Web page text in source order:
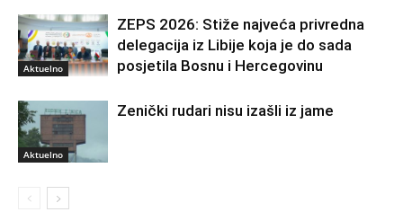
Aktuelno
ZEPS 2026: Stiže najveća privredna
delegacija iz Libije koja je do sada
posjetila Bosnu i Hercegovinu
Aktuelno
Zenički rudari nisu izašli iz jame